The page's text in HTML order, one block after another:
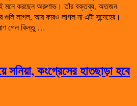
মনে করছেন অরুণাভ। তাঁর বক্তব্য, অতজন
গুলি লাগল, আর কারও লাগল না এটা সন্দেহের।
গেল কিন্তু …
সনিয়া, কংগ্রেসের হাতছাড়া হবে